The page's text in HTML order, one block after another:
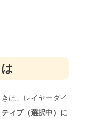
は、レイヤーダイ
ィブ（選択中）に